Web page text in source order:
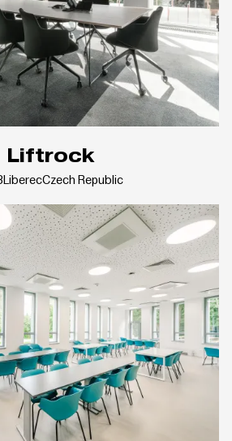
Liftrock
LiberecCzech Republic